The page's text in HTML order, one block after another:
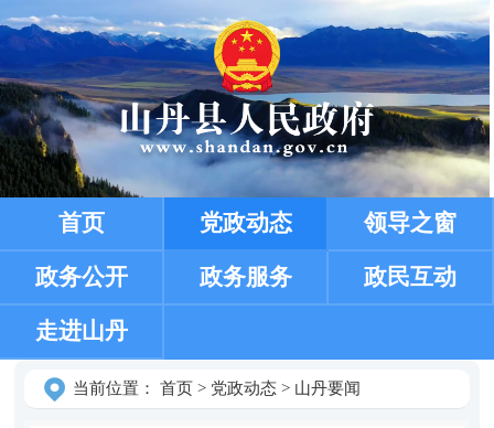
首页 党政动态 领导之窗
政务公开 政务服务 政民互动
走进山丹
当前位置： 首页> 党政动态> 山丹要闻